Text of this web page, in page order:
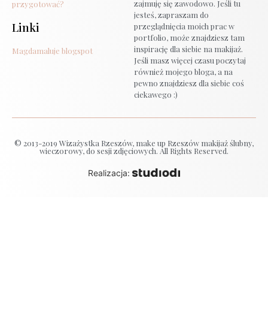
przygotować?
Linki
Magdamaluje blogspot
zajmuję się zawodowo. Jeśli tu
jesteś, zapraszam do
przeglądnięcia moich prac w
portfolio, może znajdziesz tam
inspirację dla siebie na makijaż.
Jeśli masz więcej czasu poczytaj
również mojego bloga, a na
pewno znajdziesz dla siebie coś
ciekawego :)
© 2013-2019 Wizażystka Rzeszów, make up Rzeszów makijaż ślubny,
wieczorowy, do sesji zdjęciowych. All Rights Reserved.
Realizacja: